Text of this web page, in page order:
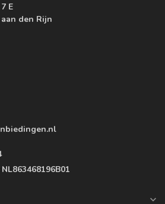
E
den Rijn
NL863468196B01